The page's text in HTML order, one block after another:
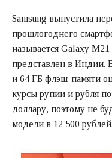
Samsung выпустила
прошлогоднего
называется Galaxy
представлен в Индии.
и 64 ГБ флэш-памяти
курсы рупии и рубля
доллару, поэтому не
модели в 12 500 рублей.